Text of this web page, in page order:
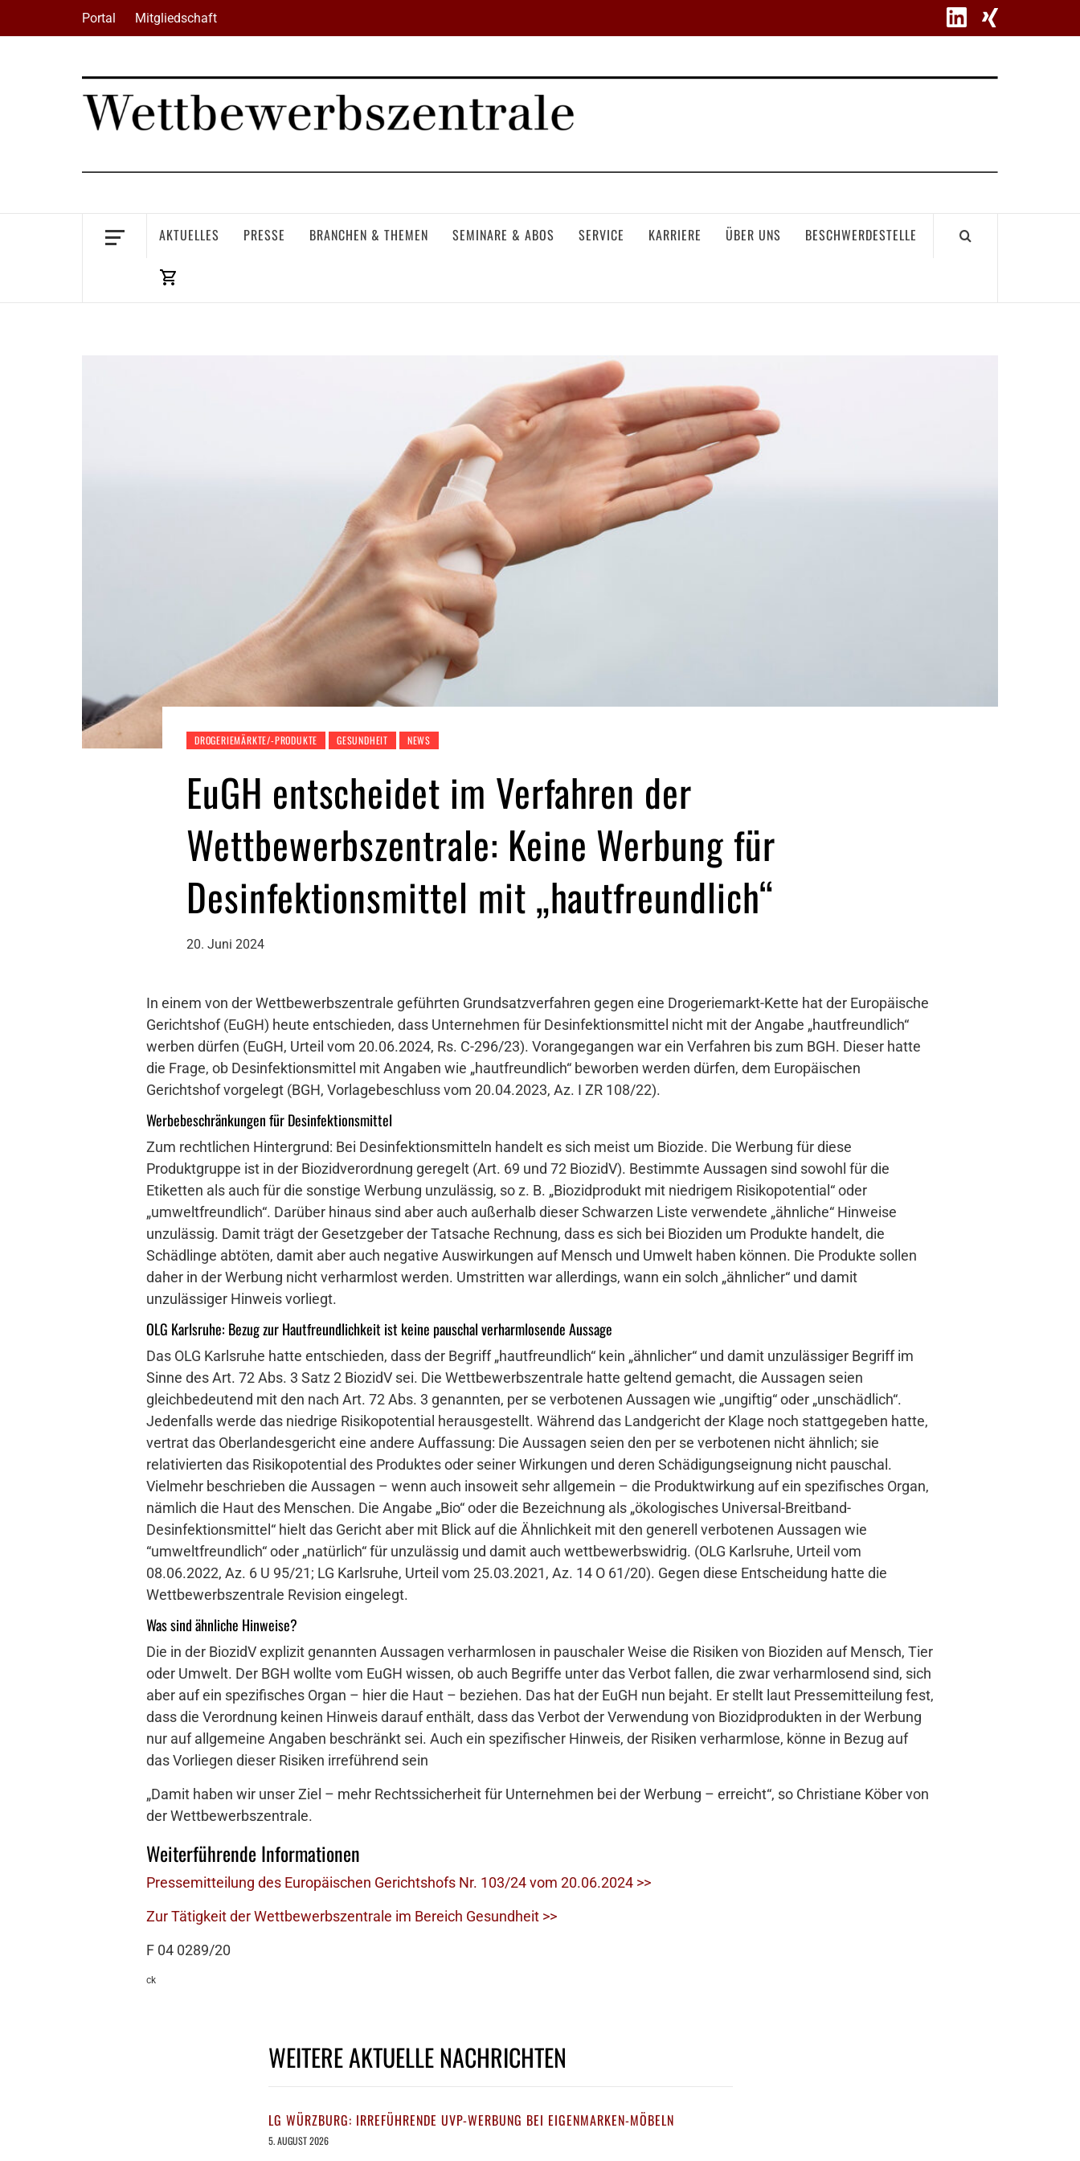
Portal Mitgliedschaft
AKTUELLES PRESSE BRANCHEN & THEMEN SEMINARE & ABOS SERVICE KARRIERE ÜBER UNS BESCHWERDESTELLE
DROGERIEMÄRKTE/-PRODUKTE GESUNDHEIT NEWS
EuGH entscheidet im Verfahren der
Wettbewerbszentrale: Keine Werbung für
Desinfektionsmittel mit „hautfreundlich“
20. Juni 2024
In einem von der Wettbewerbszentrale geführten Grundsatzverfahren gegen eine Drogeriemarkt-Kette hat der Europäische
Gerichtshof (EuGH) heute entschieden, dass Unternehmen für Desinfektionsmittel nicht mit der Angabe „hautfreundlich“
werben dürfen (EuGH, Urteil vom 20.06.2024, Rs. C-296/23). Vorangegangen war ein Verfahren bis zum BGH. Dieser hatte
die Frage, ob Desinfektionsmittel mit Angaben wie „hautfreundlich“ beworben werden dürfen, dem Europäischen
Gerichtshof vorgelegt (BGH, Vorlagebeschluss vom 20.04.2023, Az. I ZR 108/22).
Werbebeschränkungen für Desinfektionsmittel
Zum rechtlichen Hintergrund: Bei Desinfektionsmitteln handelt es sich meist um Biozide. Die Werbung für diese
Produktgruppe ist in der Biozidverordnung geregelt (Art. 69 und 72 BiozidV). Bestimmte Aussagen sind sowohl für die
Etiketten als auch für die sonstige Werbung unzulässig, so z. B. „Biozidprodukt mit niedrigem Risikopotential“ oder
„umweltfreundlich“. Darüber hinaus sind aber auch außerhalb dieser Schwarzen Liste verwendete „ähnliche“ Hinweise
unzulässig. Damit trägt der Gesetzgeber der Tatsache Rechnung, dass es sich bei Bioziden um Produkte handelt, die
Schädlinge abtöten, damit aber auch negative Auswirkungen auf Mensch und Umwelt haben können. Die Produkte sollen
daher in der Werbung nicht verharmlost werden. Umstritten war allerdings, wann ein solch „ähnlicher“ und damit
unzulässiger Hinweis vorliegt.
OLG Karlsruhe: Bezug zur Hautfreundlichkeit ist keine pauschal verharmlosende Aussage
Das OLG Karlsruhe hatte entschieden, dass der Begriff „hautfreundlich“ kein „ähnlicher“ und damit unzulässiger Begriff im
Sinne des Art. 72 Abs. 3 Satz 2 BiozidV sei. Die Wettbewerbszentrale hatte geltend gemacht, die Aussagen seien
gleichbedeutend mit den nach Art. 72 Abs. 3 genannten, per se verbotenen Aussagen wie „ungiftig“ oder „unschädlich“.
Jedenfalls werde das niedrige Risikopotential herausgestellt. Während das Landgericht der Klage noch stattgegeben hatte,
vertrat das Oberlandesgericht eine andere Auffassung: Die Aussagen seien den per se verbotenen nicht ähnlich; sie
relativierten das Risikopotential des Produktes oder seiner Wirkungen und deren Schädigungseignung nicht pauschal.
Vielmehr beschrieben die Aussagen – wenn auch insoweit sehr allgemein – die Produktwirkung auf ein spezifisches Organ,
nämlich die Haut des Menschen. Die Angabe „Bio“ oder die Bezeichnung als „ökologisches Universal-Breitband-
Desinfektionsmittel“ hielt das Gericht aber mit Blick auf die Ähnlichkeit mit den generell verbotenen Aussagen wie
“umweltfreundlich“ oder „natürlich“ für unzulässig und damit auch wettbewerbswidrig. (OLG Karlsruhe, Urteil vom
08.06.2022, Az. 6 U 95/21; LG Karlsruhe, Urteil vom 25.03.2021, Az. 14 O 61/20). Gegen diese Entscheidung hatte die
Wettbewerbszentrale Revision eingelegt.
Was sind ähnliche Hinweise?
Die in der BiozidV explizit genannten Aussagen verharmlosen in pauschaler Weise die Risiken von Bioziden auf Mensch, Tier
oder Umwelt. Der BGH wollte vom EuGH wissen, ob auch Begriffe unter das Verbot fallen, die zwar verharmlosend sind, sich
aber auf ein spezifisches Organ – hier die Haut – beziehen. Das hat der EuGH nun bejaht. Er stellt laut Pressemitteilung fest,
dass die Verordnung keinen Hinweis darauf enthält, dass das Verbot der Verwendung von Biozidprodukten in der Werbung
nur auf allgemeine Angaben beschränkt sei. Auch ein spezifischer Hinweis, der Risiken verharmlose, könne in Bezug auf
das Vorliegen dieser Risiken irreführend sein
„Damit haben wir unser Ziel – mehr Rechtssicherheit für Unternehmen bei der Werbung – erreicht“, so Christiane Köber von
der Wettbewerbszentrale.
Weiterführende Informationen
Pressemitteilung des Europäischen Gerichtshofs Nr. 103/24 vom 20.06.2024 >>
Zur Tätigkeit der Wettbewerbszentrale im Bereich Gesundheit >>
F 04 0289/20
ck
WEITERE AKTUELLE NACHRICHTEN
LG WÜRZBURG: IRREFÜHRENDE UVP-WERBUNG BEI EIGENMARKEN-MÖBELN
5. AUGUST 2026